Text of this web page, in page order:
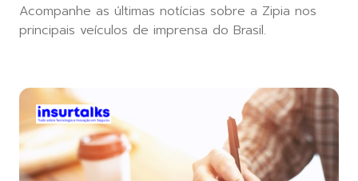
Acompanhe as últimas notícias sobre a Zipia nos
principais veículos de imprensa do Brasil.